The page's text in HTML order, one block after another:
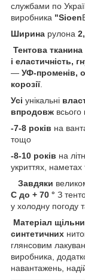
службами по
виробника "Sioen
Ширина рулона
Тентова
і еластичність,
— УФ-променів,
корозії.
Усі унікальні
впродовж всього
-7-8 років на
тощо
-8-10 років на
укриттях, наметах
Завдяки
С до + 70 ° З
у холодну погоду
Матеріал
синтетичних
глянсовим
виробника,
навантажень,